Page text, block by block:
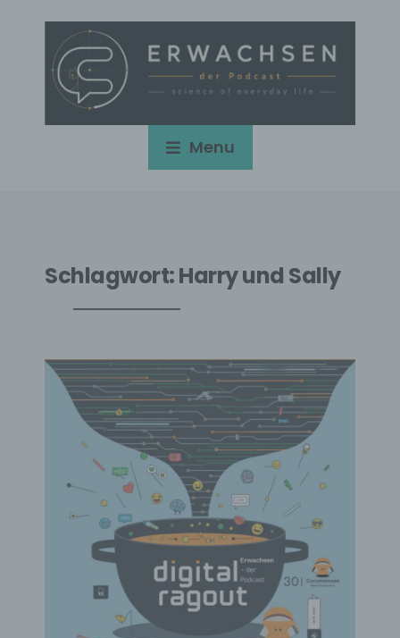
Menu
Schlagwort:Harry und Sally